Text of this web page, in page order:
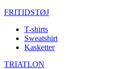
FRITIDSTØJ
T-shirts
Sweatshirt
Kasketter
TRIATLON